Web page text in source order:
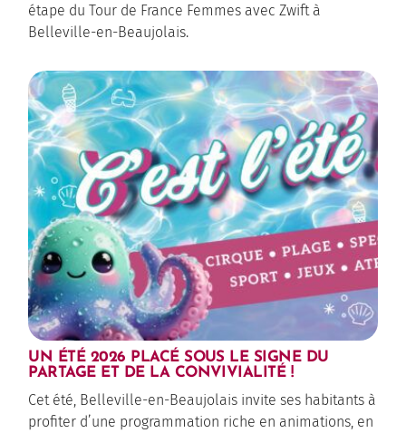
étape du Tour de France Femmes avec Zwift à
Belleville-en-Beaujolais.
UN ÉTÉ 2026 PLACÉ SOUS LE SIGNE DU
PARTAGE ET DE LA CONVIVIALITÉ !
Cet été, Belleville-en-Beaujolais invite ses habitants à
profiter d’une programmation riche en animations, en